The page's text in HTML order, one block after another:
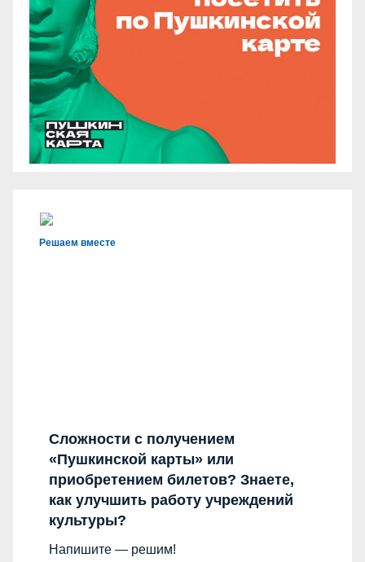
Решаем вместе
Сложности с получением
«Пушкинской карты» или
приобретением билетов? Знаете,
как улучшить работу учреждений
культуры?
Напишите — решим!